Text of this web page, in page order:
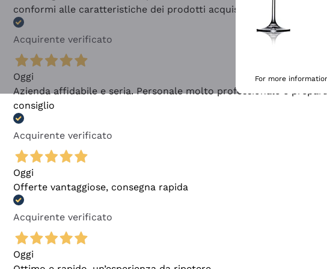
conformi alle caratteristiche dei prodotti acquistati
Acquirente verificato
Oggi
Azienda affidabile e seria. Personale molto professionale e
consiglio
Acquirente verificato
Oggi
Offerte vantaggiose, consegna rapida
Acquirente verificato
Oggi
For more